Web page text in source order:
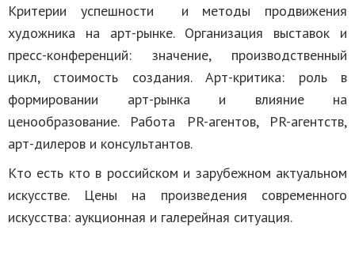
Критерии успешности и методы продвижения
художника на арт-рынке. Организация выставок и
пресс-конференций: значение, производственный
цикл, стоимость создания. Арт-критика: роль в
формировании арт-рынка и влияние на
ценообразование. Работа PR-агентов, PR-агентств,
арт-дилеров и консультантов.
Кто есть кто в российском и зарубежном актуальном
искусстве. Цены на произведения современного
искусства: аукционная и галерейная ситуация.